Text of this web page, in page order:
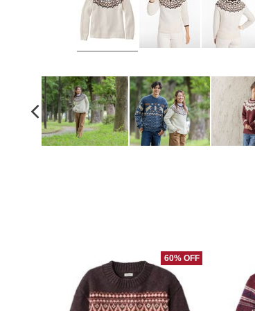
60% OFF